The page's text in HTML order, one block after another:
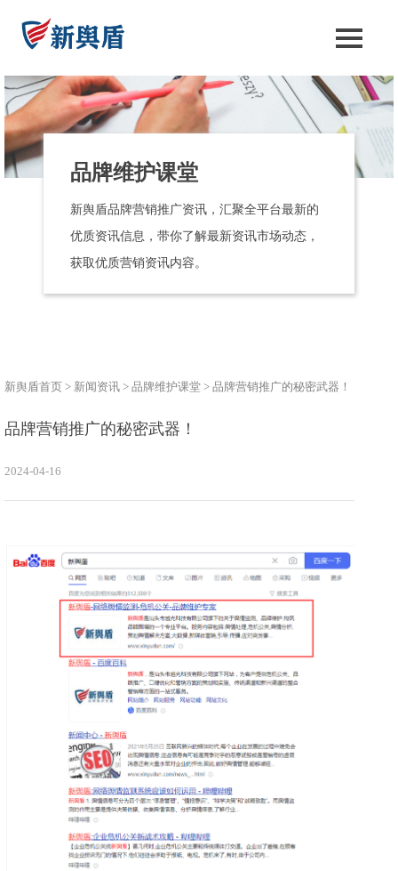
品牌维护课堂
新舆盾品牌营销推广资讯，汇聚全平台最新的
优质资讯信息，带你了解最新资讯市场动态，
获取优质营销资讯内容。
新舆盾首页 > 新闻资讯 > 品牌维护课堂 > 品牌营销推广的秘密武器！
品牌营销推广的秘密武器！
2024-04-16